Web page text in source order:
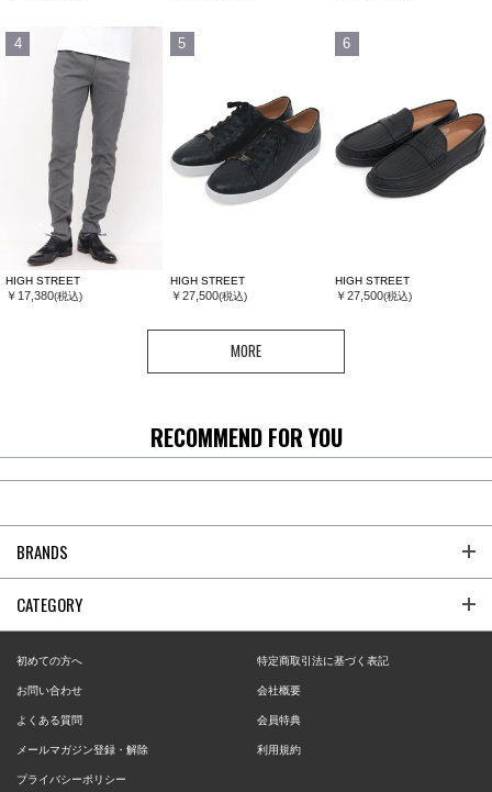
4
HIGH STREET
￥17,380(税込)
5
HIGH STREET
￥27,500(税込)
6
HIGH STREET
￥27,500(税込)
MORE
RECOMMEND FOR YOU
BRANDS
CATEGORY
初めての方へ 特定商取引法に基づく表記
お問い合わせ 会社概要
よくある質問 会員特典
メールマガジン登録・解除 利用規約
プライバシーポリシー